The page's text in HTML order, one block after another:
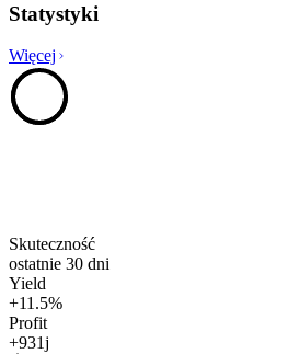
Statystyki
Więcej
Skuteczność
ostatnie 30 dni
Yield
+11.5%
Profit
+931j